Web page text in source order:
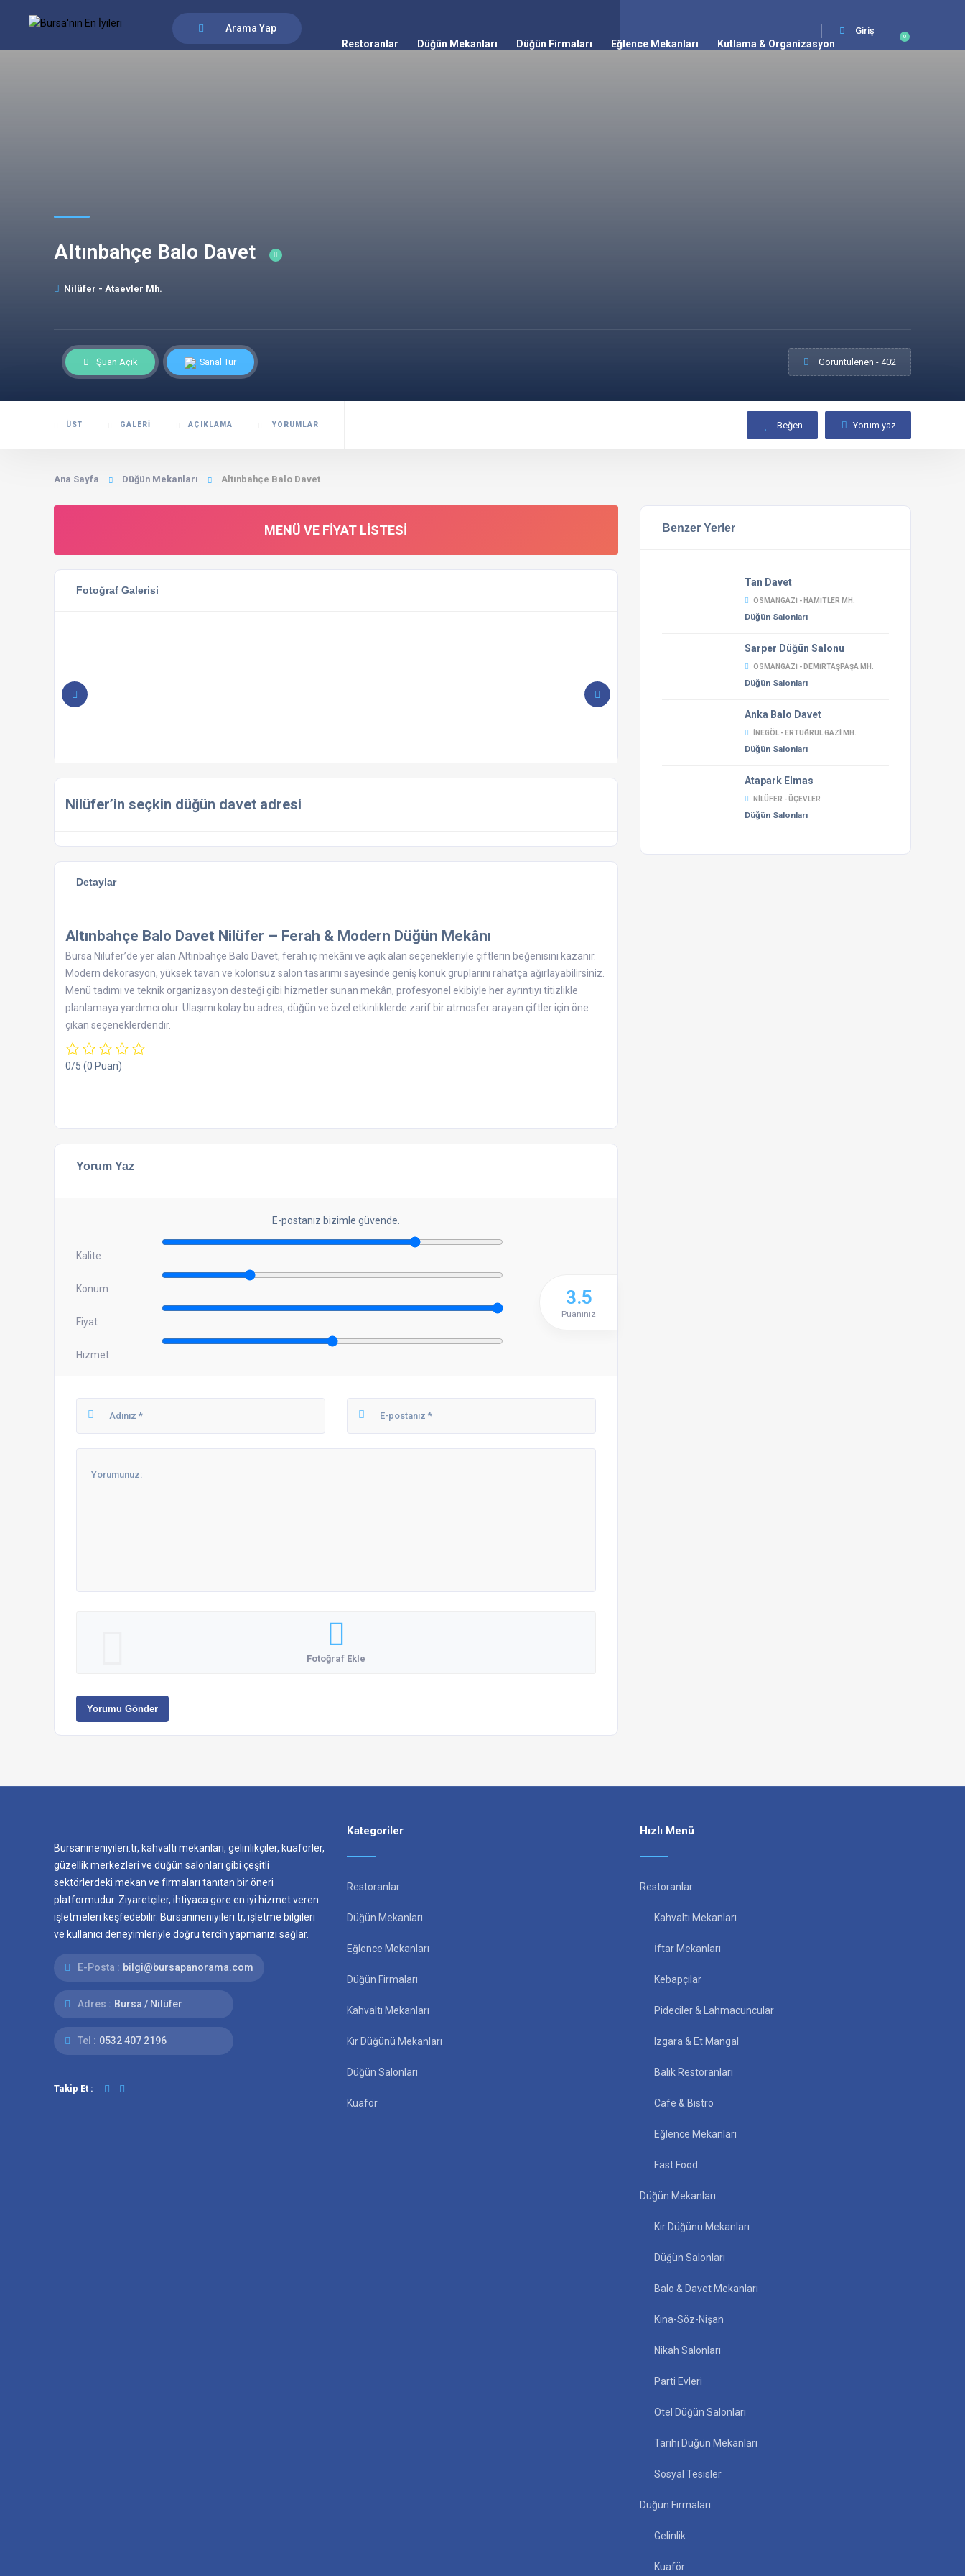
Arama Yap
0
Giriş
Restoranlar Düğün Mekanları Düğün Firmaları Eğlence Mekanları Kutlama & Organizasyon
Altınbahçe Balo Davet
Nilüfer - Ataevler Mh.
Şuan Açık Sanal Tur Görüntülenen - 402
ÜST GALERI AÇIKLAMA YORUMLAR Beğen Yorum yaz
Ana Sayfa Düğün Mekanları Altınbahçe Balo Davet
MENÜ VE FIYAT LISTESI
Fotoğraf Galerisi
Nilüfer’in seçkin düğün davet adresi
Detaylar
Altınbahçe Balo Davet Nilüfer – Ferah & Modern Düğün Mekânı
Bursa Nilüfer’de yer alan Altınbahçe Balo Davet, ferah iç mekânı ve açık alan seçenekleriyle çiftlerin beğenisini kazanır.
Modern dekorasyon, yüksek tavan ve kolonsuz salon tasarımı sayesinde geniş konuk gruplarını rahatça ağırlayabilirsiniz.
Menü tadımı ve teknik organizasyon desteği gibi hizmetler sunan mekân, profesyonel ekibiyle her ayrıntıyı titizlikle
planlamaya yardımcı olur. Ulaşımı kolay bu adres, düğün ve özel etkinliklerde zarif bir atmosfer arayan çiftler için öne
çıkan seçeneklerdendir.
0/5 (0 Puan)
Yorum Yaz
E-postanız bizimle güvende.
Kalite
Konum
Fiyat
Hizmet
3.5
Puanınız
Fotoğraf Ekle
Yorumu Gönder
Benzer Yerler
Tan Davet
OSMANGAZI - HAMITLER MH.
Düğün Salonları
Sarper Düğün Salonu
OSMANGAZI - DEMIRTAŞPAŞA MH.
Düğün Salonları
Anka Balo Davet
İNEGÖL - ERTUĞRUL GAZI MH.
Düğün Salonları
Atapark Elmas
NILÜFER - ÜÇEVLER
Düğün Salonları
Bursanineniyileri.tr, kahvaltı mekanları, gelinlikçiler, kuaförler,
güzellik merkezleri ve düğün salonları gibi çeşitli
sektörlerdeki mekan ve firmaları tanıtan bir öneri
platformudur. Ziyaretçiler, ihtiyaca göre en iyi hizmet veren
işletmeleri keşfedebilir. Bursanineniyileri.tr, işletme bilgileri
ve kullanıcı deneyimleriyle doğru tercih yapmanızı sağlar.
E-Posta : bilgi@bursapanorama.com
Adres : Bursa / Nilüfer
Tel : 0532 407 2196
Takip Et :
Kategoriler
Restoranlar
Düğün Mekanları
Eğlence Mekanları
Düğün Firmaları
Kahvaltı Mekanları
Kır Düğünü Mekanları
Düğün Salonları
Kuaför
Hızlı Menü
Restoranlar
Kahvaltı Mekanları
İftar Mekanları
Kebapçılar
Pideciler & Lahmacuncular
Izgara & Et Mangal
Balık Restoranları
Cafe & Bistro
Eğlence Mekanları
Fast Food
Düğün Mekanları
Kır Düğünü Mekanları
Düğün Salonları
Balo & Davet Mekanları
Kına-Söz-Nişan
Nikah Salonları
Parti Evleri
Otel Düğün Salonları
Tarihi Düğün Mekanları
Sosyal Tesisler
Düğün Firmaları
Gelinlik
Kuaför